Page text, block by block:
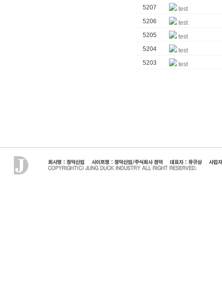
5207
test
5206
test
5205
test
5204
test
5203
test